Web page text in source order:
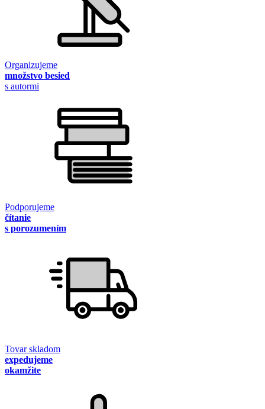
Organizujeme
množstvo besied
s autormi
Podporujeme
čítanie
s porozumením
Tovar skladom
expedujeme
okamžite